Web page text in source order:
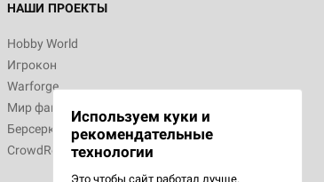
НАШИ ПРОЕКТЫ
Hobby World
Игрокон
Warforge
Мир фантастики
Берсерк
CrowdRepublic
Используем куки и
рекомендательные
технологии
Это чтобы сайт работал лучше.